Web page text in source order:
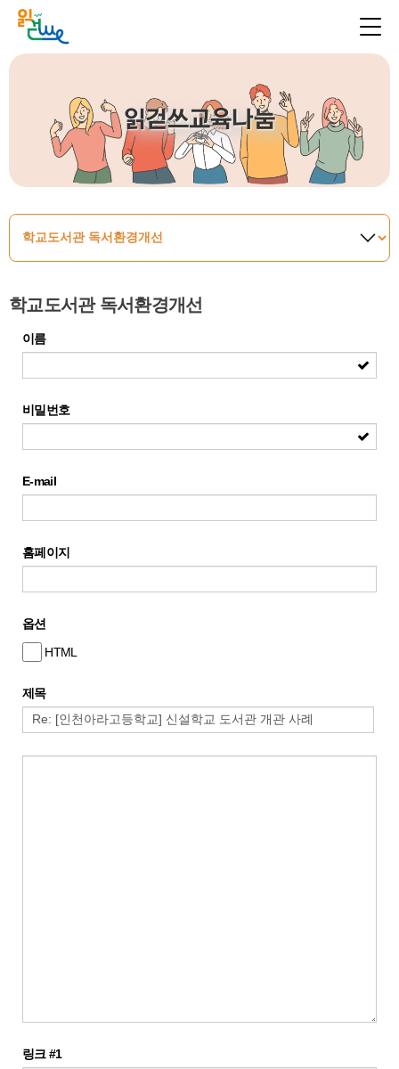
읽걷쓰교육나눔
학교도서관 독서환경개선
이름
비밀번호
E-mail
홈페이지
옵션
HTML
제목
링크 #1